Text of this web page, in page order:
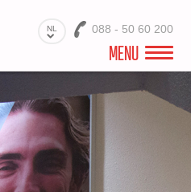
NL 088 - 50 60 200
MENU